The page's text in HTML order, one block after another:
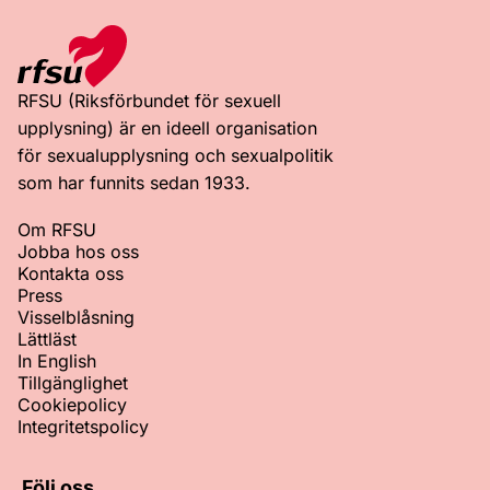
RFSU (Riksförbundet för sexuell
upplysning) är en ideell organisation
för sexualupplysning och sexualpolitik
som har funnits sedan 1933.
Om RFSU
Jobba hos oss
Kontakta oss
Press
Visselblåsning
Lättläst
In English
Tillgänglighet
Cookiepolicy
Integritetspolicy